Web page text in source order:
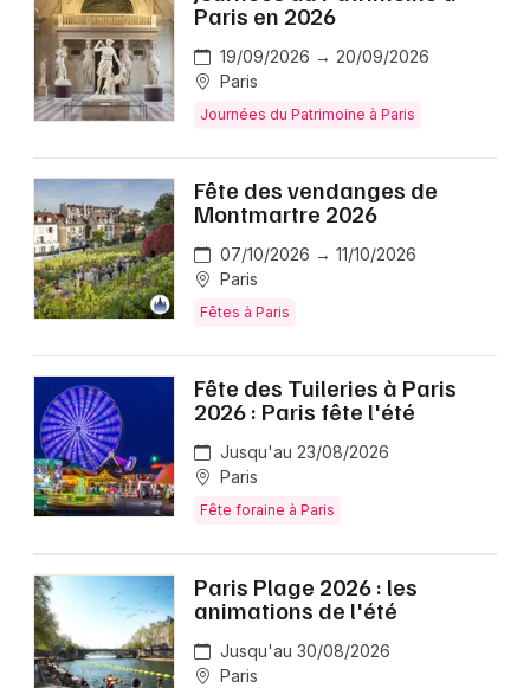
Paris en 2026
19/09/2026 → 20/09/2026
Paris
Journées du Patrimoine à Paris
Fête des vendanges de
Montmartre 2026
07/10/2026 → 11/10/2026
Paris
Fêtes à Paris
Fête des Tuileries à Paris
2026 : Paris fête l'été
Jusqu'au 23/08/2026
Paris
Fête foraine à Paris
Paris Plage 2026 : les
animations de l'été
Jusqu'au 30/08/2026
Paris